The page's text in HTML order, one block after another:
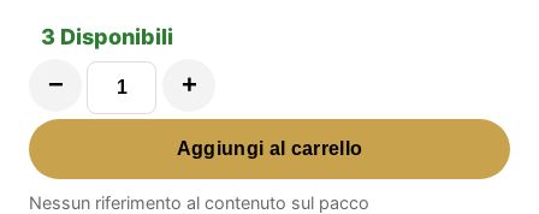
3 Disponibili
−
Spugnetta
quantità
+
Aggiungi al carrello
Nessun riferimento al contenuto sul pacco